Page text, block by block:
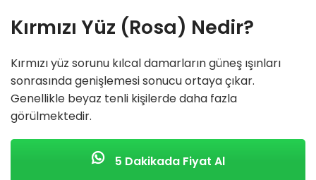
Kırmızı Yüz (Rosa) Nedir?
Kırmızı yüz sorunu kılcal damarların güneş ışınları
sonrasında genişlemesi sonucu ortaya çıkar.
Genellikle beyaz tenli kişilerde daha fazla
görülmektedir.
5 Dakikada Fiyat Al